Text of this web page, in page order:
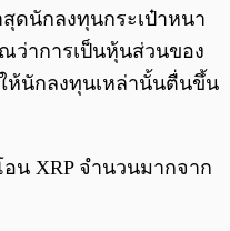
ดนักลงทุนกระเป๋าหนา
าการเป็นหุ้นส่วนของ
ให้นักลงทุนเหล่านั้นตื่นขึ้น
อน XRP จำนวนมากจาก